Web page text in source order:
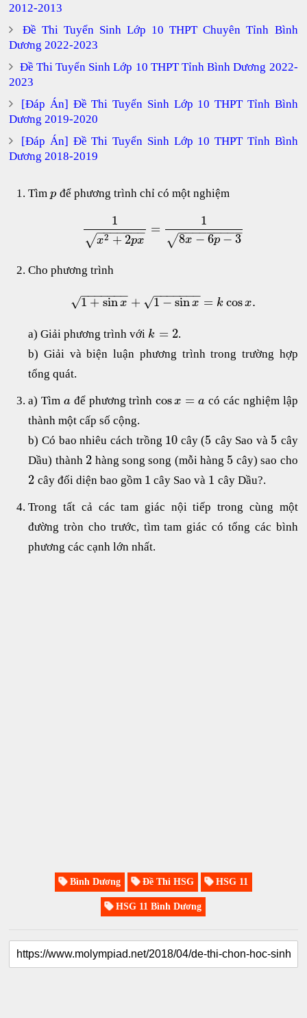
2012-2013
Đề Thi Tuyển Sinh Lớp 10 THPT Chuyên Tỉnh Bình
Dương 2022-2023
Đề Thi Tuyển Sinh Lớp 10 THPT Tỉnh Bình Dương 2022-
2023
[Đáp Án] Đề Thi Tuyển Sinh Lớp 10 THPT Tỉnh Bình
Dương 2019-2020
[Đáp Án] Đề Thi Tuyển Sinh Lớp 10 THPT Tỉnh Bình
Dương 2018-2019
Tìmp để phương trình chỉ có một nghiệm
1
x2 + 2px
− −
−−−−−
√
=
1
8x − 6p − 3
− −
−−−−−−−
√
Cho phương trình
1+sin x
− −
−−−−−
√ + 1−sinx
− −
−−−−−
√ = k cos x.
a) Giải phương trình với k = 2.
b) Giải và biện luận phương trình trong trường hợp
tổng quát.
a) Tìm a để phương trìnhcosx = a có các nghiệm lập
thành một cấp số cộng.
b) Có bao nhiêu cách trồng 10 cây (5 cây Sao và 5 cây
Dầu) thành 2 hàng song song (mỗi hàng 5 cây) sao cho
2 cây đối diện bao gồm 1 cây Sao và 1 cây Dầu?.
Trong tất cả các tam giác nội tiếp trong cùng một
đường tròn cho trước, tìm tam giác có tổng các bình
phương các cạnh lớn nhất.
Bình Dương Đề Thi HSG HSG 11
HSG 11 Bình Dương